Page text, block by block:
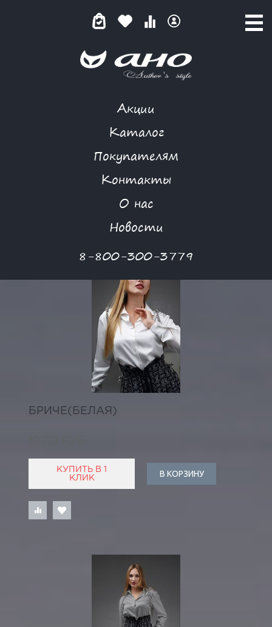
Акции
Каталог
Покупателям
Контакты
О нас
Новости
8-800-300-3779
КАТАЛОГ ТОВАРОВ
БРИЧЕ(БЕЛАЯ)
КУПИТЬ В 1
КЛИК
В КОРЗИНУ